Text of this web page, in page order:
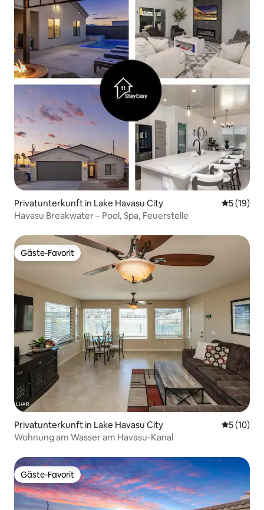
Privatunterkunft in Lake Havasu City
5 (19)
Havasu Breakwater – Pool, Spa, Feuerstelle
Gäste-Favorit
Gäste-Favorit
Privatunterkunft in Lake Havasu City
5 (10)
Wohnung am Wasser am Havasu-Kanal
Gäste-Favorit
Gäste-Favorit